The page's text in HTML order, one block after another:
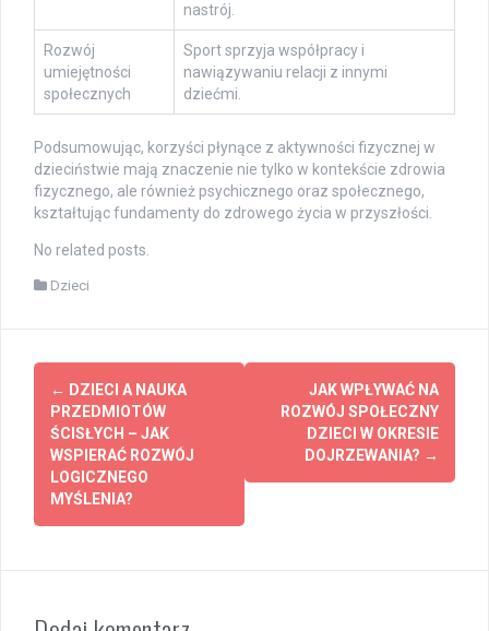
nastrój.
Rozwój
umiejętności
społecznych
Sport sprzyja współpracy i
nawiązywaniu relacji z innymi
dziećmi.
Podsumowując, korzyści płynące z aktywności fizycznej w
dzieciństwie mają znaczenie nie tylko w kontekście zdrowia
fizycznego, ale również psychicznego oraz społecznego,
kształtując fundamenty do zdrowego życia w przyszłości.
No related posts.
Dzieci
Post
navigation
← DZIECI A NAUKA
PRZEDMIOTÓW
ŚCISŁYCH – JAK
WSPIERAĆ ROZWÓJ
LOGICZNEGO
MYŚLENIA?
JAK WPŁYWAĆ NA
ROZWÓJ SPOŁECZNY
DZIECI W OKRESIE
DOJRZEWANIA? →